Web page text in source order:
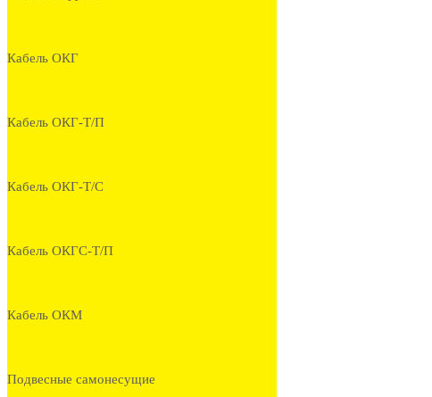
Кабель ОКГ
Кабель ОКГ-Т/П
Кабель ОКГ-Т/С
Кабель ОКГС-Т/П
Кабель ОКМ
Подвесные самонесущие